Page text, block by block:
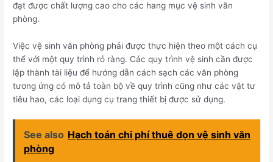
đạt được chất lượng cao cho các hang mục vệ sinh văn
phòng.
Việc vệ sinh văn phòng phải được thực hiện theo một cách cụ
thể với một quy trình rỏ ràng. Các quy trình vệ sinh cần được
lập thành tài liệu để hướng dẫn cách sạch các văn phòng
tương ứng có mô tả toàn bộ về quy trình cũng như các vật tư
tiêu hao, các loại dụng cụ trang thiết bị được sử dụng.
See also Hạch toán chi phí thuê dọn vệ sinh văn
phòng